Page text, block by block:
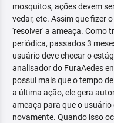
mosquitos, ações devem
vedar, etc. Assim que fizer
'resolver' a ameaça. Como
periódica, passados 3
usuário deve checar o
analisador do FuraAedes
possui mais que o tempo
a última ação, ele gera
ameaça para que o
novamente. Quando isso